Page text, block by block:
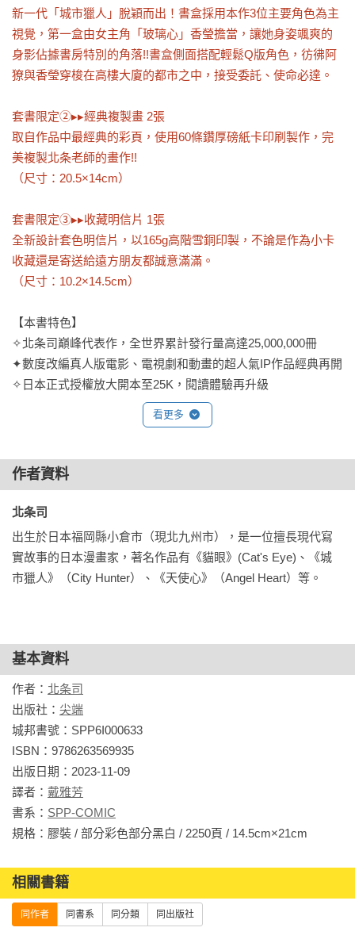
新一代「城市獵人」脫穎而出！書盒採用本作3位主要角色為主
視覺，第一盒由女主角「玻璃心」香瑩擔當，讓她身姿颯爽的
身影佔據書房特別的角落!!書盒側面搭配輕鬆Q版角色，彷彿阿
獠與香瑩穿梭在高樓大廈的都市之中，接受委託、使命必達。
套書限定②▸▸經典複製畫 2張
取自作品中最經典的彩頁，使用60條鑽厚磅紙卡印刷製作，完
美複製北条老師的畫作!!
（尺寸：20.5×14cm）
套書限定③▸▸收藏明信片 1張
全新設計套色明信片，以165g高階雪銅印製，不論是作為小卡
收藏還是寄送給遠方朋友都誠意滿滿。
（尺寸：10.2×14.5cm）
【本書特色】
✧北条司巔峰代表作，全世界累計發行量高達25,000,000冊
✦數度改編真人版電影、電視劇和動畫的超人氣IP作品經典再開
✧日本正式授權放大開本至25K，閱讀體驗再升級
✦收錄作品所有彩色頁，並使用5色印刷，色彩更顯飽滿細緻
被台灣黑社會組織培養成殺人兵器的少女──玻璃心。
她試圖自殺，但因為接受城市獵人的搭檔──槙村香的心臟移植
手術，而保住一命。
甦醒的玻璃心逃離組織，在香的記憶指引之下，前往新宿的獠
身邊。
因為香的心臟而產生連繫的兩人不久後成功重逢，不過……!?
色重現北条司老師繪圖。
✧全書皆採用比一般漫畫更高磅數的120g雪白畫刊，圖色清晰
不透墨，提升閱讀舒適性。
✦內頁印刷使用100％黑墨印刷，並加入特別色印製彩色原稿，
精緻展現故事畫面場景。
✧豪華收藏書盒由日本監修製作，加厚紙板硬裝加上全新設計，
極具收藏價值
看更多
作者資料
北条司
出生於日本福岡縣小倉市（現北九州市），是一位擅長現代寫
實故事的日本漫畫家，著名作品有《貓眼》(Cat's Eye)、《城
市獵人》（City Hunter）、《天使心》（Angel Heart）等。
基本資料
作者： 北条司
出版社： 尖端
城邦書號：SPP6I000633
ISBN：9786263569935
出版日期：2023-11-09
譯者： 戴雅芳
書系： SPP-COMIC
相關書籍
同作者 同書系 同分類 同出版社